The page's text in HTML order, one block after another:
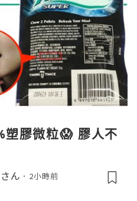
膠微粒😱 膠人不
ん 2小時前